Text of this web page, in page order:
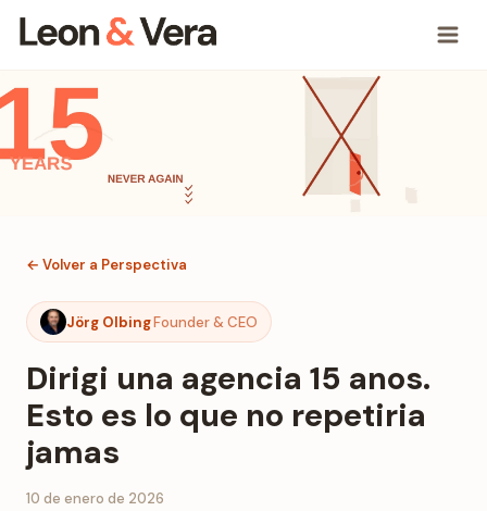
← Volver a Perspectiva
Jörg OlbingFounder & CEO
Dirigi una agencia 15 anos.
Esto es lo que no repetiria
jamas
10 de enero de 2026